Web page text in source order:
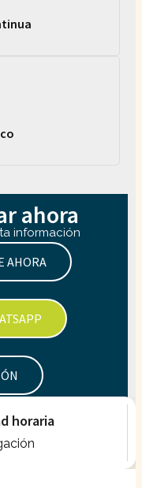
ahora
información
AHORA
horaria